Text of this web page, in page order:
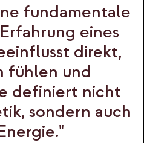
fundamentale
eines
direkt,
fühlen und
definiert nicht
sondern auch